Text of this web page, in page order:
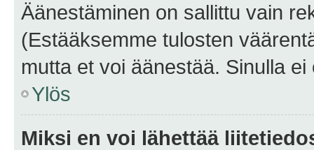
Äänestäminen on sallittu vain
(Estääksemme tulosten
mutta et voi äänestää. Sinulla
Ylös
Miksi en voi lähettää